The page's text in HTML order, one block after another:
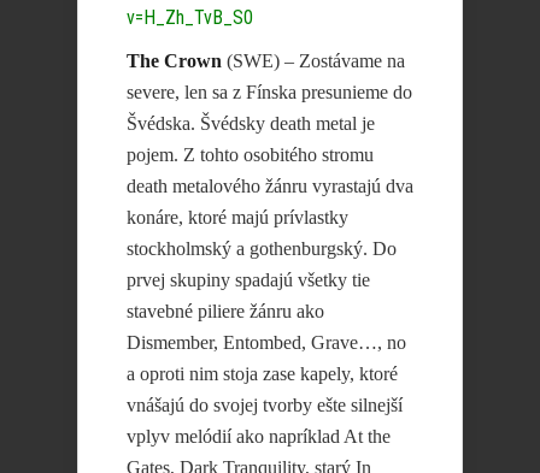
v=H_Zh_TvB_S0
The Crown (SWE) – Zostávame na
severe, len sa z Fínska presunieme do
Švédska. Švédsky death metal je
pojem. Z tohto osobitého stromu
death metalového žánru vyrastajú dva
konáre, ktoré majú prívlastky
stockholmský a gothenburgský. Do
prvej skupiny spadajú všetky tie
stavebné piliere žánru ako
Dismember, Entombed, Grave…, no
a oproti nim stoja zase kapely, ktoré
vnášajú do svojej tvorby ešte silnejší
vplyv melódií ako napríklad At the
Gates, Dark Tranquility, starý In